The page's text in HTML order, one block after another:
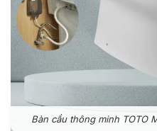
Bàn cầu thông minh TOTO